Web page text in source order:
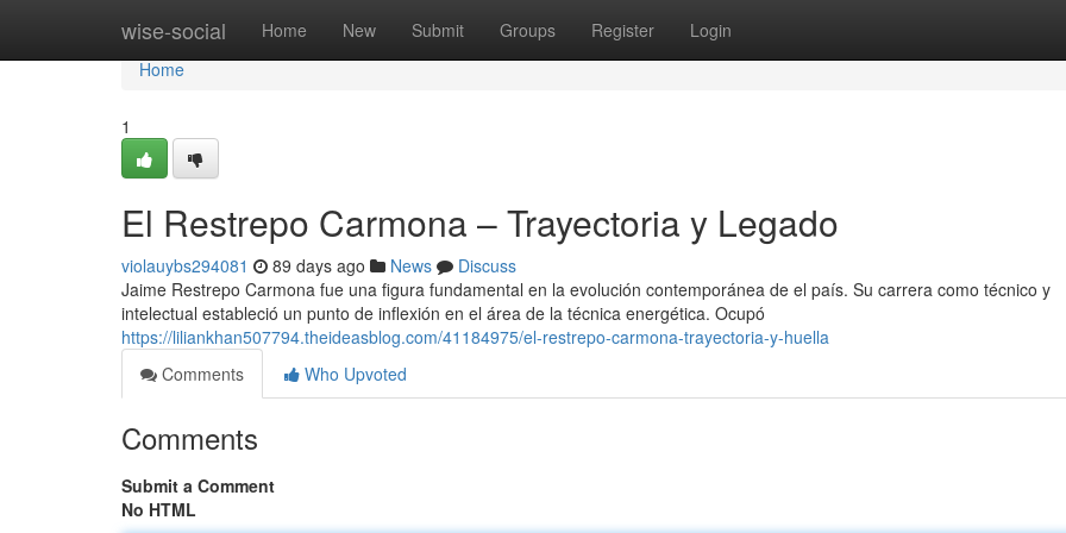
wise-social Home New Submit Groups Register Login
Home
Home
1
El Restrepo Carmona – Trayectoria y Legado
violauybs294081 89 days ago News
Discuss
Jaime Restrepo Carmona fue una figura fundamental en la evolución contemporánea de el país. Su carrera como técnico y
intelectual estableció un punto de inflexión en el área de la técnica energética. Ocupó
https://liliankhan507794.theideasblog.com/41184975/el-restrepo-carmona-trayectoria-y-huella
Comments
Who Upvoted
Comments
Submit a Comment
No HTML